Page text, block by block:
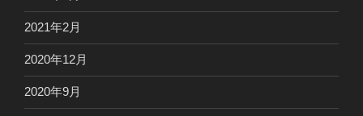
2021年2月
2020年12月
2020年9月